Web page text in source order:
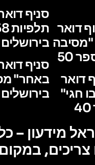
דואר
"מסיבה
50
דואר
חגי"
סניף
בירושלים
סניף
בירושלים
מידעון –